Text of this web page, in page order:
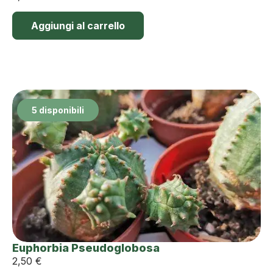
Aggiungi al carrello
5 disponibili
Euphorbia Pseudoglobosa
2,50 €